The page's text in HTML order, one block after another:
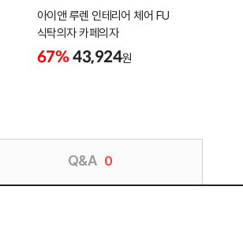
아이앤 루렌 인테리어 체어 FU
식탁의자 카페의자
67% 43,924원
Q&A 0